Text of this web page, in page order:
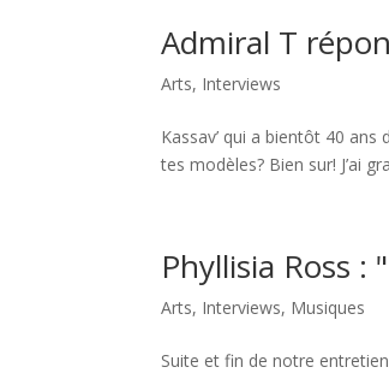
Admiral T
Arts, Interviews
Kassav’ qui a bientôt 40
tes modèles? Bien sur! J’ai
Phyllisia Ross
Arts, Interviews, Musiques
Suite et fin de notre